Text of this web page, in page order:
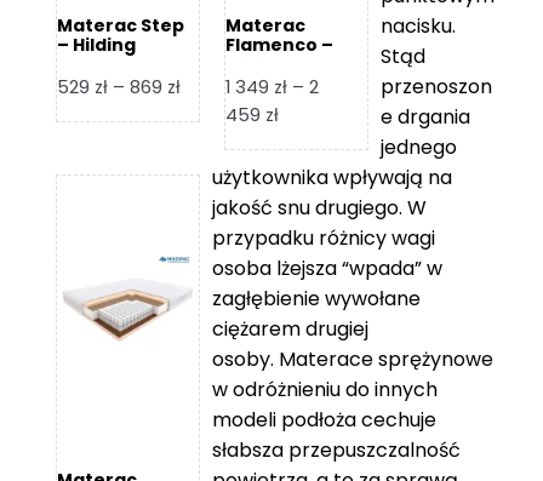
Materac Step
– Hilding
529 zł – 869 złZakres
cen:
529 zł
do
869 zł
Materac
Flamenco –
1 349 zł – 2
459 złZakres
od
1
349 zł
2
459 zł
nacisku.
Stąd
przenoszon
e drgania
jednego
użytkownika wpływają na
jakość snu drugiego. W
przypadku różnicy wagi
osoba lżejsza “wpada” w
zagłębienie wywołane
ciężarem drugiej
osoby. Materace sprężynowe
w odróżnieniu do innych
modeli podłoża cechuje
słabsza przepuszczalność